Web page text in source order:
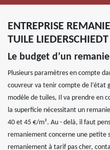
ENTREPRISE
TUILE
Le budget d’un
Plusieurs paramètres en compte
couvreur va tenir compte de
modèle de tuiles, Il va prendre en
la superficie nécessitant un
40 et 45 €/m². Au - delà, il faut
remaniement concerne une petite
remaniement à tarif pas cher,